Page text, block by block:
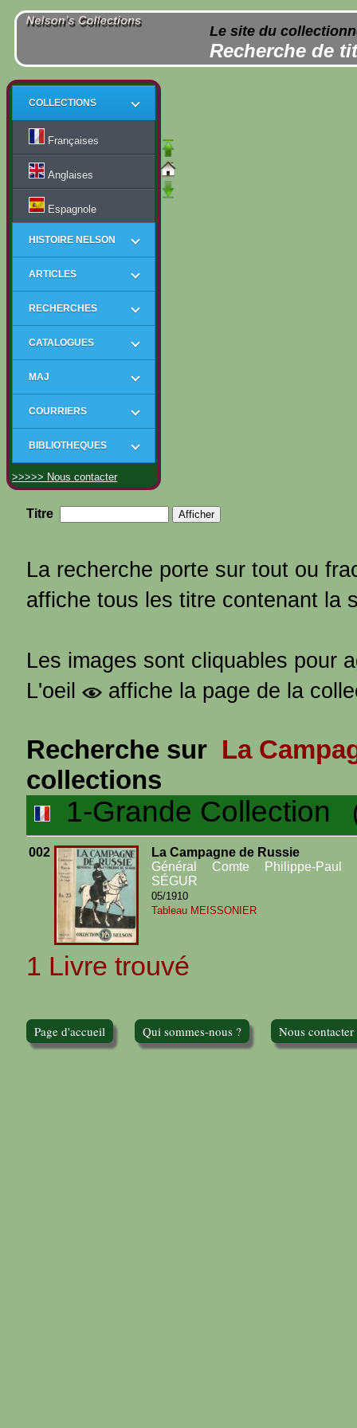
Le site du
Recherche de
COLLECTIONS
Françaises
Anglaises
Espagnole
HISTOIRE NELSON
ARTICLES
RECHERCHES
CATALOGUES
MAJ
COURRIERS
BIBLIOTHEQUES
>>>>> Nous contacter
Titre
La recherche porte sur tout ou
affiche tous les titre contenant la
Les images sont cliquables pour
L'oeil
affiche la page de la
Recherche sur La
collections
1-Grande Collection
002
La Campagne de Russie
Général Comte Philippe-Paul
SÉGUR
05/1910
Tableau MEISSONIER
1 Livre trouvé
Page d'accueil Qui sommes-nous ? Nous contacter